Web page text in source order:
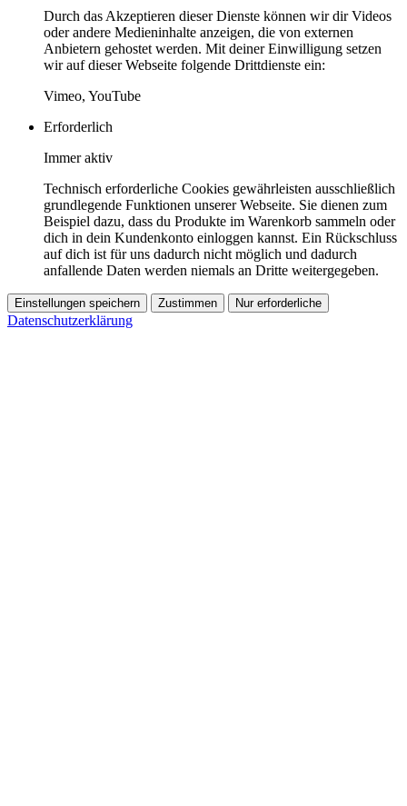
Durch das Akzeptieren dieser Dienste können wir dir Videos
oder andere Medieninhalte anzeigen, die von externen
Anbietern gehostet werden. Mit deiner Einwilligung setzen
wir auf dieser Webseite folgende Drittdienste ein:
Vimeo, YouTube
Erforderlich
Immer aktiv
Technisch erforderliche Cookies gewährleisten ausschließlich
grundlegende Funktionen unserer Webseite. Sie dienen zum
Beispiel dazu, dass du Produkte im Warenkorb sammeln oder
dich in dein Kundenkonto einloggen kannst. Ein Rückschluss
auf dich ist für uns dadurch nicht möglich und dadurch
anfallende Daten werden niemals an Dritte weitergegeben.
Einstellungen speichern Zustimmen Nur erforderliche
Datenschutzerklärung